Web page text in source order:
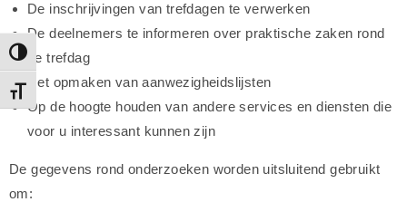
Toggle High Contrast
Toggle Font size
De inschrijvingen van trefdagen te verwerken
De deelnemers te informeren over praktische zaken rond
de trefdag
Het opmaken van aanwezigheidslijsten
Op de hoogte houden van andere services en diensten die
voor u interessant kunnen zijn
De gegevens rond onderzoeken worden uitsluitend gebruikt
om: